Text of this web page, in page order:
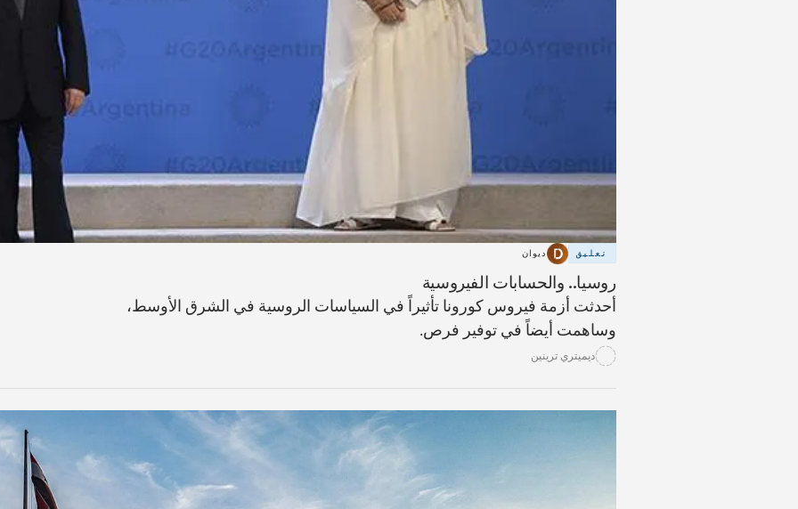
تعليق ديوان
روسيا.. والحسابات الفيروسية
أحدثت أزمة فيروس كورونا تأثيراً في السياسات الروسية في الشرق الأوسط،
وساهمت أيضاً في توفير فرص.
ديميتري ترينين